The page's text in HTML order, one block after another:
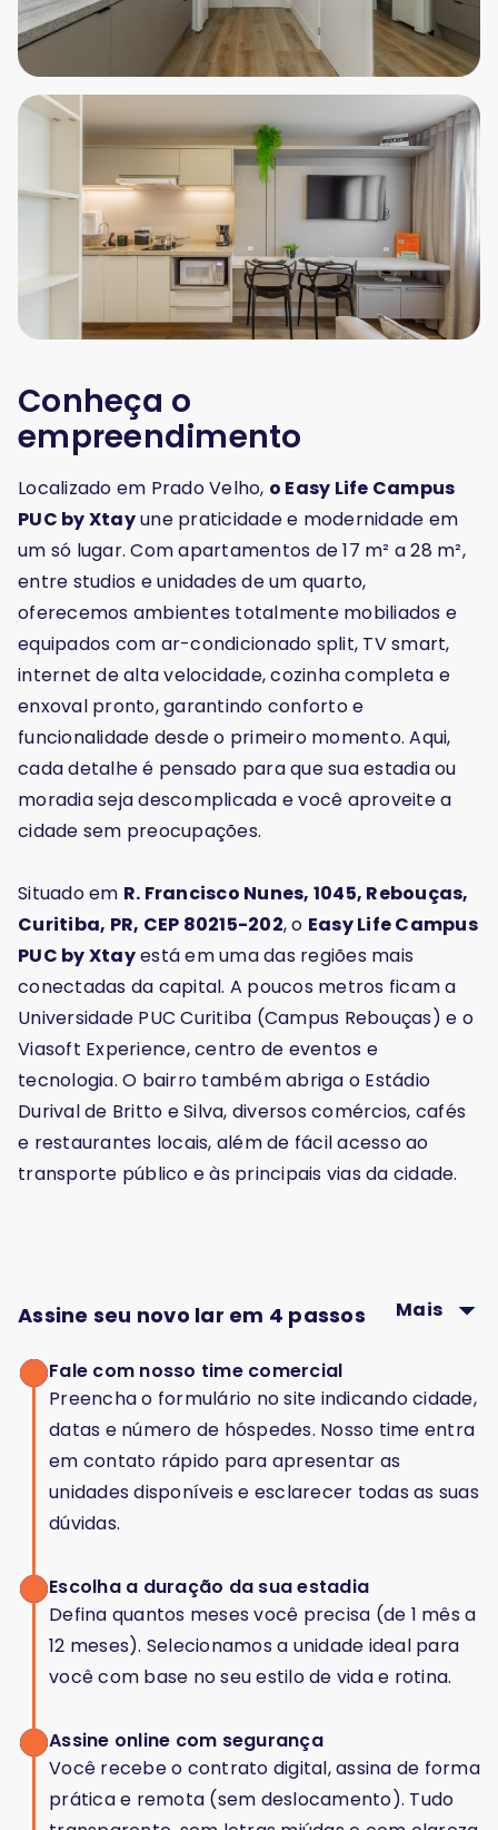
Conheça o
empreendimento
Localizado em Prado Velho, o Easy Life Campus
PUC by Xtayune praticidade e modernidade em
um só lugar. Com apartamentos de 17 m² a 28 m²,
entre studios e unidades de um quarto,
oferecemos ambientes totalmente mobiliados e
equipados com ar-condicionado split, TV smart,
internet de alta velocidade, cozinha completa e
enxoval pronto, garantindo conforto e
funcionalidade desde o primeiro momento. Aqui,
cada detalhe é pensado para que sua estadia ou
moradia seja descomplicada e você aproveite a
cidade sem preocupações.
Situado em R. Francisco Nunes, 1045, Rebouças,
Curitiba, PR, CEP 80215-202, o Easy Life Campus
PUC by Xtayestá em uma das regiões mais
conectadas da capital. A poucos metros ficam a
Universidade PUC Curitiba (Campus Rebouças) e o
Viasoft Experience, centro de eventos e
tecnologia. O bairro também abriga o Estádio
Durival de Britto e Silva, diversos comércios, cafés
e restaurantes locais, além de fácil acesso ao
transporte público e às principais vias da cidade.
Assine seu novo lar em 4 passos Mais
Fale com nosso time comercial
Preencha o formulário no site indicando cidade,
datas e número de hóspedes. Nosso time entra
em contato rápido para apresentar as
unidades disponíveis e esclarecer todas as suas
dúvidas.
Escolha a duração da sua estadia
Defina quantos meses você precisa (de 1 mês a
12 meses). Selecionamos a unidade ideal para
você com base no seu estilo de vida e rotina.
Assine online com segurança
Você recebe o contrato digital, assina de forma
prática e remota (sem deslocamento). Tudo